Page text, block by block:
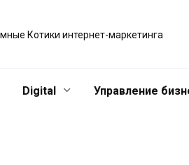
Котики интернет-маркетинга
Digital Управление